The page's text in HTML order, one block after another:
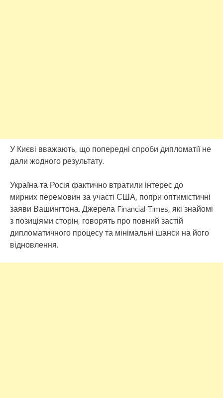
У Києві вважають, що попередні спроби дипломатії не
дали жодного результату.
Україна та Росія фактично втратили інтерес до
мирних перемовин за участі США, попри оптимістичні
заяви Вашингтона. Джерела Financial Times, які знайомі
з позиціями сторін, говорять про повний застій
дипломатичного процесу та мінімальні шанси на його
відновлення.